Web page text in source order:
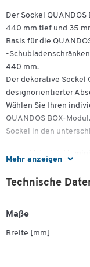
Mehr anzeigen
Der Sockel
440 mm tief und 35
Basis für die
-
440 mm.
Der dekorative Sockel
designorientierter
Wählen Sie Ihren
QUANDOS BOX-
Sockel in den
Material:
Technische
Maße
Breite [mm]